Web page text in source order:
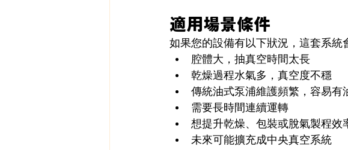
適用場景條件
如果您的設備有以下狀況，這套系統
腔體大，抽真空時間太長
乾燥過程水氣多，真空度不穩
傳統油式泵浦維護頻繁，容易有
需要長時間連續運轉
想提升乾燥、包裝或脫氣製程效
未來可能擴充成中央真空系統